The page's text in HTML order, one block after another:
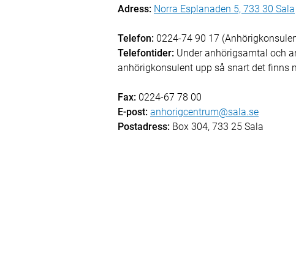
Adress: Norra Esplanaden 5, 733 30 Sala
Telefon: 0224-74 90 17
Telefontider: Under anhörigsamtal och
anhörigkonsulent upp så snart det finns
Fax: 0224-67 78 00
E-post: anhorigcentrum@sala.se
Postadress: Box 304, 733 25 Sala